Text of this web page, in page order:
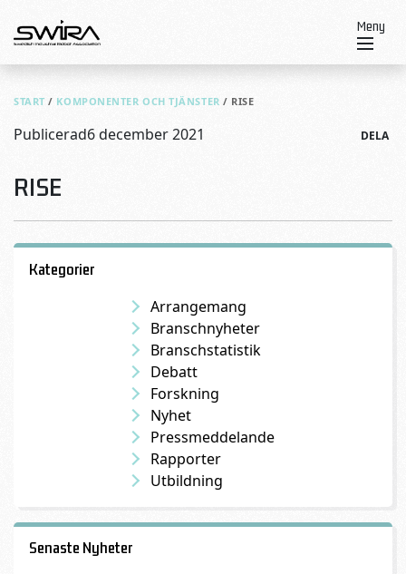
Meny
START / KOMPONENTER OCH TJÄNSTER / RISE
Publicerad6 december 2021 DELA
RISE
Kategorier
Arrangemang
Branschnyheter
Branschstatistik
Debatt
Forskning
Nyhet
Pressmeddelande
Rapporter
Utbildning
Senaste Nyheter